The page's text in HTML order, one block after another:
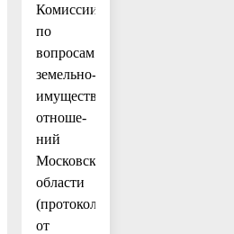
Комиссии
по
вопросам
земельно-
имущественных
отноше-
ний
Московской
области
(протокол
от